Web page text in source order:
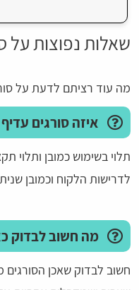
שאלות נפוצות על
מה עוד רציתם לדעת על
איזה סורגים
תלוי בשימוש כמובן ותלוי
לדרישות הלקוח וכמובן
מה חשוב לבדוק
חשוב לבדוק שאכן הסורגים